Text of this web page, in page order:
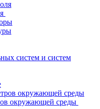
систем и систем
окружающей среды